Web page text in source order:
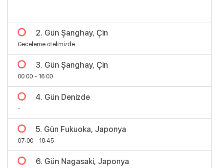
2. Gün Şanghay, Çin
Geceleme otelimizde
3. Gün Şanghay, Çin
00:00 - 16:00
4. Gün Denizde
-
5. Gün Fukuoka, Japonya
07:00 - 18:45
6. Gün Nagasaki, Japonya